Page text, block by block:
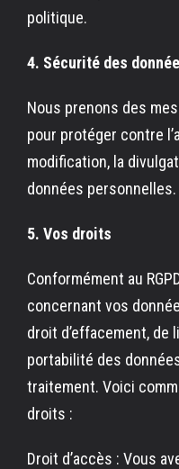
politique.
4. Sécurité des
Nous prenons des
pour protéger contre
modification, la
données personnelles.
5. Vos droits
Conformément au
concernant vos
droit d’effacement, de
portabilité des
traitement. Voici
droits :
Droit d’accès : Vous